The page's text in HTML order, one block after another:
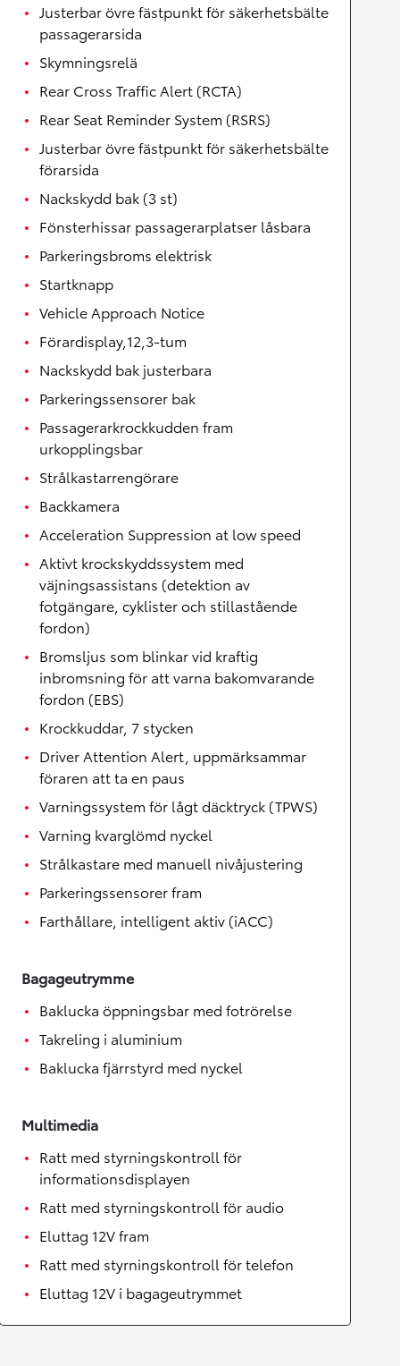
Justerbar övre fästpunkt för säkerhetsbälte
passagerarsida
Skymningsrelä
Rear Cross Traffic Alert (RCTA)
Rear Seat Reminder System (RSRS)
Justerbar övre fästpunkt för säkerhetsbälte
förarsida
Nackskydd bak (3 st)
Fönsterhissar passagerarplatser låsbara
Parkeringsbroms elektrisk
Startknapp
Vehicle Approach Notice
Förardisplay,12,3-tum
Nackskydd bak justerbara
Parkeringssensorer bak
Passagerarkrockkudden fram
urkopplingsbar
Strålkastarrengörare
Backkamera
Acceleration Suppression at low speed
Aktivt krockskyddssystem med
väjningsassistans (detektion av
fotgängare, cyklister och stillastående
fordon)
Bromsljus som blinkar vid kraftig
inbromsning för att varna bakomvarande
fordon (EBS)
Krockkuddar, 7 stycken
Driver Attention Alert, uppmärksammar
föraren att ta en paus
Varningssystem för lågt däcktryck (TPWS)
Varning kvarglömd nyckel
Strålkastare med manuell nivåjustering
Parkeringssensorer fram
Farthållare, intelligent aktiv (iACC)
Bagageutrymme
Baklucka öppningsbar med fotrörelse
Takreling i aluminium
Baklucka fjärrstyrd med nyckel
Multimedia
Ratt med styrningskontroll för
informationsdisplayen
Ratt med styrningskontroll för audio
Eluttag 12V fram
Ratt med styrningskontroll för telefon
Eluttag 12V i bagageutrymmet